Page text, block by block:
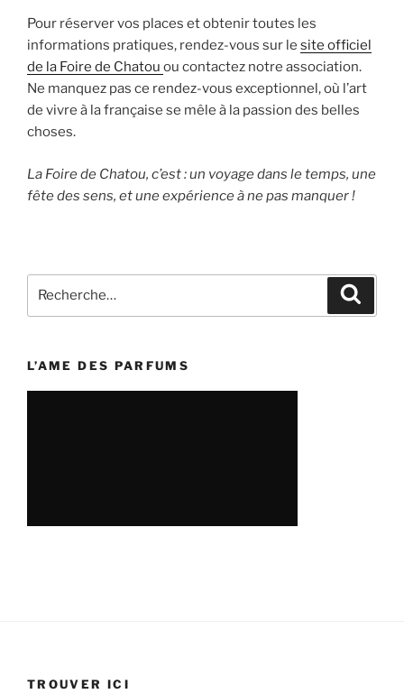
Pour réserver vos places et obtenir toutes les
informations pratiques, rendez-vous sur le site officiel
de la Foire de Chatou ou contactez notre association.
Ne manquez pas ce rendez-vous exceptionnel, où l’art
de vivre à la française se mêle à la passion des belles
choses.
La Foire de Chatou, c’est : un voyage dans le temps, une
fête des sens, et une expérience à ne pas manquer !
pour
L’AME DES PARFUMS
TROUVER ICI